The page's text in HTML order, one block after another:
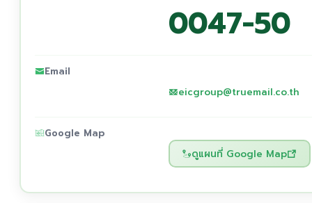
0047-50
Email
eicgroup@truemail.co.th
Google Map
ดูแผนที่ Google Map